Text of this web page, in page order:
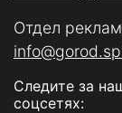
Отдел
Следите за
соцсетях: